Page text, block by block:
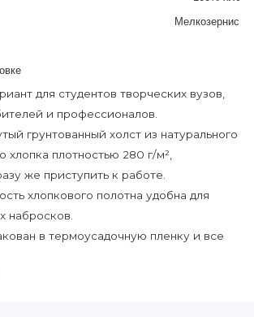
для студентов творческих вузов,
и профессионалов.
грунтованный холст из натурального
хлопка плотностью 280 г/м²,
же приступить к работе.
хлопкового полотна удобна для
набросков.
в термоусадочную пленку и все